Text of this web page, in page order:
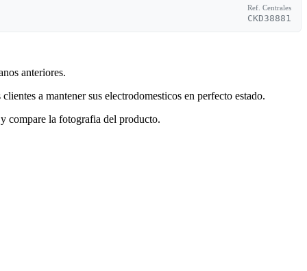
Ref. Centrales
CKD38881
anteriores.
a mantener sus electrodomesticos en perfecto estado.
compare la fotografia del producto.